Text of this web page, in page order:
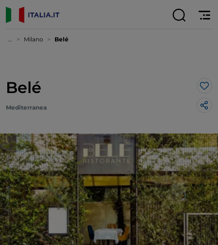
... Milano Belé
Belé
Mediterranea